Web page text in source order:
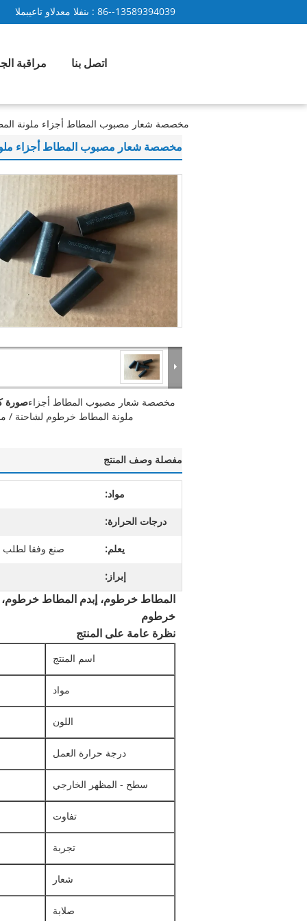
المبيعات والدعم الفنى : 86--13589394039
مراقبة اتصل بنا
مخصصة شعار مصبوب المطاط أجزاء ملونة
مخصصة شعار مصبوب المطاط أجزاء
صورةمخصصة شعار مصبوب المطاط أجزاء
ملونة المطاط خرطوم لشاحنة /
مفصلة وصف المنتج
مواد:
درجات الحرارة:
يعلم: صنع وفقا لطلب
إبراز:
المطاط خرطوم، إبدم المطاط خرطوم،
خرطوم
نظرة عامة على المنتج
اسم المنتج
مواد
اللون
درجة حرارة العمل
سطح - المظهر الخارجي
تفاوت
تجربة
شعار
صلابة